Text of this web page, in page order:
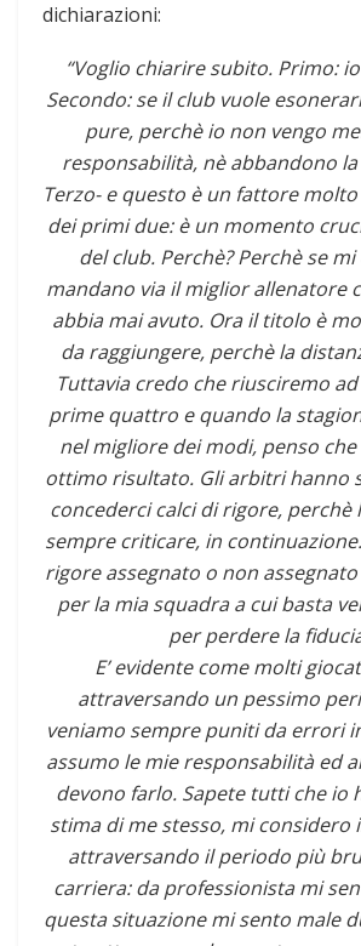
dichiarazioni:
“Voglio chiarire subito. Primo:
Secondo: se il club vuole
pure, perchè io non vengo
responsabilità, nè abbandono
Terzo- e questo è un fattore
dei primi due: è un momento
del club. Perchè? Perchè se
mandano via il miglior allenatore
abbia mai avuto. Ora il titolo è
da raggiungere, perchè la
Tuttavia credo che riusciremo
prime quattro e quando la
nel migliore dei modi, penso
ottimo risultato. Gli arbitri hanno
concederci calci di rigore, perchè
sempre criticare, in
rigore assegnato o non
per la mia squadra a cui basta
per perdere la
E’ evidente come molti
attraversando un pessimo
veniamo sempre puniti da errori
assumo le mie responsabilità ed
devono farlo. Sapete tutti che io
stima di me stesso, mi considero
attraversando il periodo più
carriera: da professionista mi
questa situazione mi sento male